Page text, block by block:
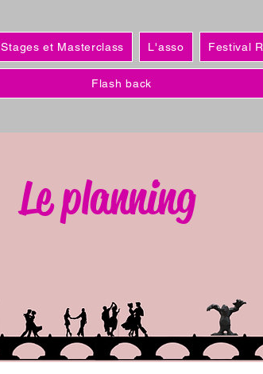
Stages et Masterclass L'asso Festival
Flash back
Le planning